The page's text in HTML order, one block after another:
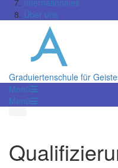
Internationales
Über uns
Graduiertenschule für
Menü
Menü